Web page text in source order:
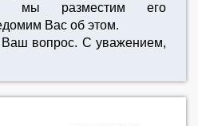
и мы разместим его
Вас об этом.
вопрос. С уважением,